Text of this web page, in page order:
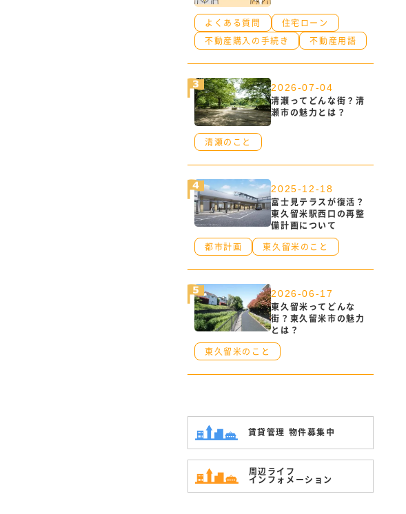
よくある質問
住宅ローン
不動産購入の手続き
不動産用語
2026-07-04
清瀬ってどんな街？清
瀬市の魅力とは？
清瀬のこと
2025-12-18
富士見テラスが復活？
東久留米駅西口の再整
備計画について
都市計画
東久留米のこと
2026-06-17
東久留米ってどんな
街？東久留米市の魅力
とは？
東久留米のこと
賃貸管理 物件募集中
周辺ライフ
インフォメーション